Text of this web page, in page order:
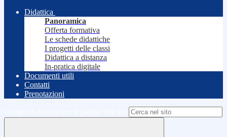
Didattica
Panoramica
Offerta formativa
Le schede didattiche
I progetti delle classi
Didattica a distanza
In-pratica digitale
Documenti utili
Contatti
Prenotazioni